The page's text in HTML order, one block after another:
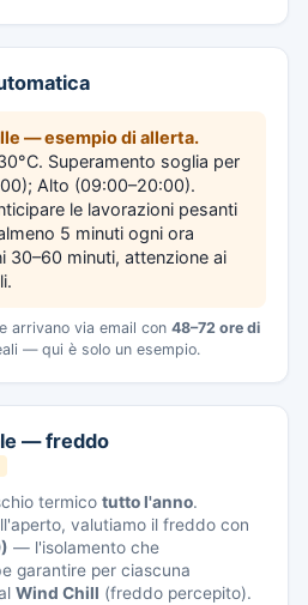
— esempio di allerta.
Superamento soglia per
Alto (09:00–20:00).
le lavorazioni pesanti
5 minuti ogni ora
30–60 minuti, attenzione ai
arrivano via email con 48–72 ore di
— qui è solo un esempio.
— freddo
termico tutto l'anno.
valutiamo il freddo con
— l'isolamento che
garantire per ciascuna
Wind Chill (freddo percepito).